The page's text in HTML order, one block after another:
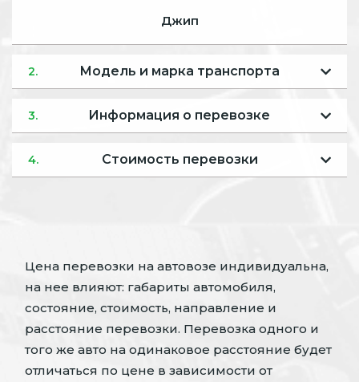
Джип
2. Модель и марка транспорта
3. Информация о перевозке
4. Стоимость перевозки
Цена перевозки на автовозе индивидуальна,
на нее влияют: габариты автомобиля,
состояние, стоимость, направление и
расстояние перевозки. Перевозка одного и
того же авто на одинаковое расстояние будет
отличаться по цене в зависимости от